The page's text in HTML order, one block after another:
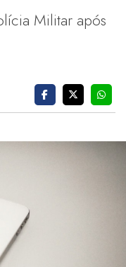
Militar após